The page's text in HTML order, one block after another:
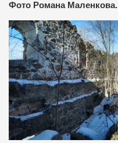
Фото Романа Маленкова.